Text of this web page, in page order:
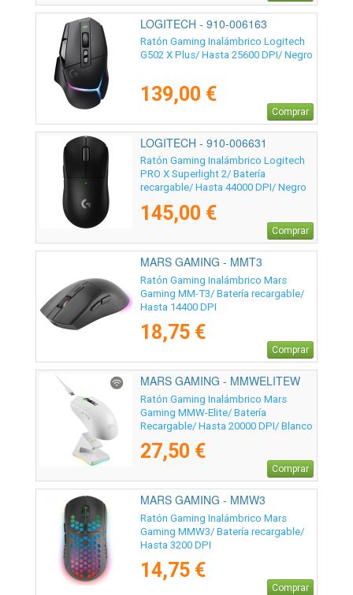
LOGITECH - 910-006163
Ratón Gaming Inalámbrico Logitech
G502 X Plus/ Hasta 25600 DPI/ Negro
139,00 €
Comprar
LOGITECH - 910-006631
Ratón Gaming Inalámbrico Logitech
PRO X Superlight 2/ Batería
recargable/ Hasta 44000 DPI/ Negro
145,00 €
Comprar
MARS GAMING - MMT3
Ratón Gaming Inalámbrico Mars
Gaming MM-T3/ Batería recargable/
Hasta 14400 DPI
18,75 €
Comprar
MARS GAMING - MMWELITEW
Ratón Gaming Inalámbrico Mars
Gaming MMW-Elite/ Batería
Recargable/ Hasta 20000 DPI/ Blanco
27,50 €
Comprar
MARS GAMING - MMW3
Ratón Gaming Inalámbrico Mars
Gaming MMW3/ Batería recargable/
Hasta 3200 DPI
14,75 €
Comprar